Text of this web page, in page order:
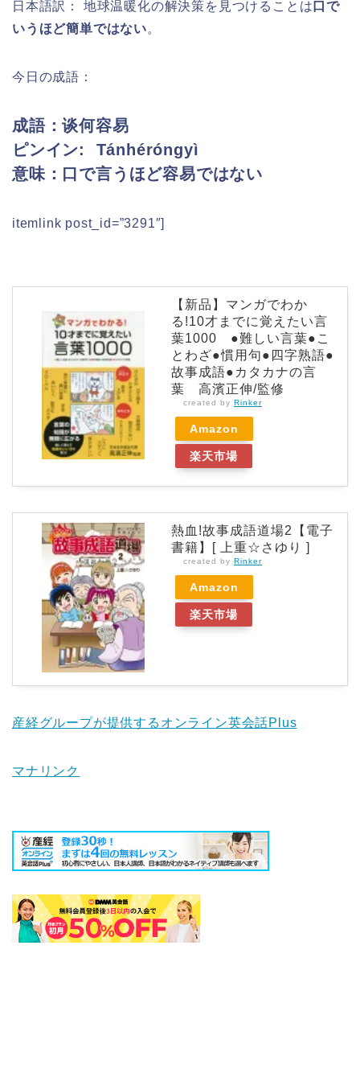
日本語訳： 地球温暖化の解決策を見つけることは 口で
いうほど簡単ではない。
今日の成語：
成語：谈何容易
ピンイン: Tánhéróngyì
意味：口で言うほど容易ではない
itemlink post_id=”3291″]
【新品】マンガでわか
る!10才までに覚えたい言
葉1000 ●難しい言葉●こ
とわざ●慣用句●四字熟語●
故事成語●カタカナの言
葉 高濱正伸/監修
created by Rinker
Amazon
楽天市場
熱血!故事成語道場2【電子
書籍】[ 上重☆さゆり ]
created by Rinker
Amazon
楽天市場
産経グループが提供するオンライン英会話Plus
マナリンク